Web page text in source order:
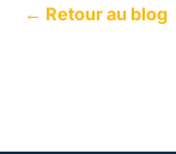
← Retour au blog